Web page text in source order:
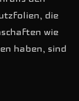
die
wie
haben, sind